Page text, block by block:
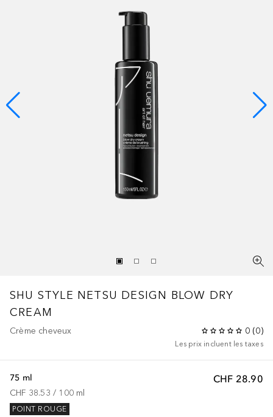
SHU STYLE NETSU DESIGN BLOW DRY
CREAM
Crème cheveux 0 (0)
Les prix incluent les taxes
CHF 28.90
75 ml
CHF 38.53 / 100 ml
POINT ROUGE